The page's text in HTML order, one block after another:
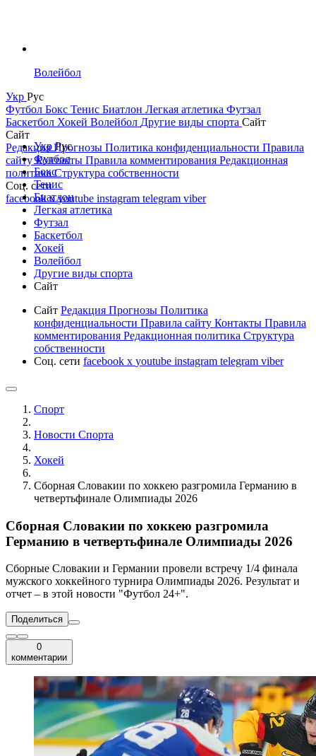
Волейбол
Укр Рус
Футбол Бокс Тенис Биатлон Легкая атлетика Футзал
Баскетбол Хокей Волейбол Другие виды спорта Сайт
Сайт
РедакцияПрогнозы Политика конфиденциальности Правила
сайтуКонтакты Правила комментирования Редакционная
политикаСтруктура собственности
Соц. сети
facebookxyoutube instagram telegram viber
УкрРус
Футбол
Бокс
Тенис
Биатлон
Легкая атлетика
Футзал
Баскетбол
Хокей
Волейбол
Другие виды спорта
Сайт
Сайт Редакция Прогнозы Политика
конфиденциальности Правила сайту Контакты Правила
комментирования Редакционная политика Структура
собственности
Соц. сети facebook x youtube instagram telegram viber
Спорт
Новости Cпорта
Хокей
Сборная Словакии по хоккею разгромила Германию в
четвертьфинале Олимпиады 2026
Сборная Словакии по хоккею разгромила
Германию в четвертьфинале Олимпиады 2026
Сборные Словакии и Германии провели встречу 1/4 финала
мужского хоккейного турнира Олимпиады 2026. Результат и
отчет – в этой новости "Футбол 24+".
Поделиться
0
комментарии